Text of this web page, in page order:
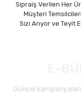
Sipraiş Verilen Her
Müşteri
Sizi Arıyor ve Teyit
Güncel